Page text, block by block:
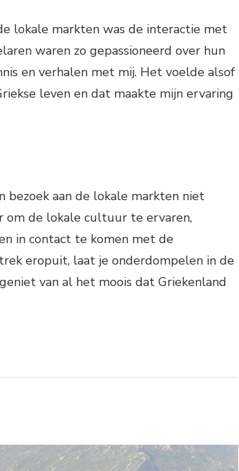
lokale markten was de interactie met
waren zo gepassioneerd over hun
en verhalen met mij. Het voelde alsof
leven en dat maakte mijn ervaring
bezoek aan de lokale markten niet
om de lokale cultuur te ervaren,
in contact te komen met de
eropuit, laat je onderdompelen in de
van al het moois dat Griekenland